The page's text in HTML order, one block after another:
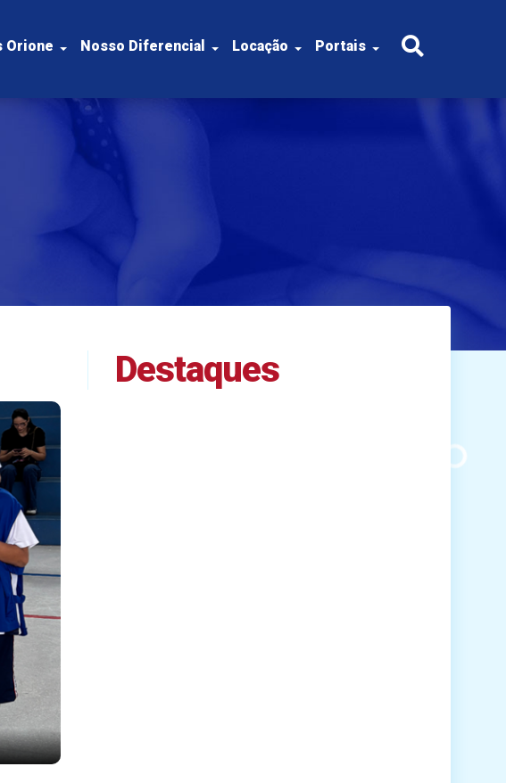
Orione Nosso Diferencial Locação Portais
Destaques